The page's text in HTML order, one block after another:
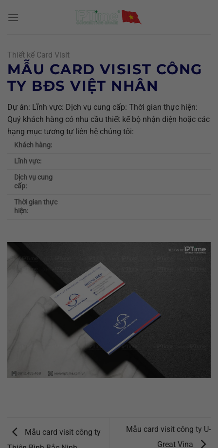
đến
Thiết kế Card Visit
MẪU CARD VISIST CÔNG
TY BĐS VIỆT NHÂN
Dự án: Lĩnh vực: Dịch vụ cung cấp: Thời gian thực hiện:
Quý khách hàng có nhu cầu thiết kế bộ nhận diện hoặc các
hạng mục tương tự liên hệ chúng tôi:
Khách hàng:
Lĩnh vực:
Dịch vụ cung
cấp:
Thời gian thực
hiện:
Mẫu card visit công ty
Mẫu card visit công ty U-
Great Vina